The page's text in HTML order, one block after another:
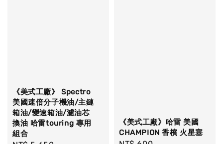
《美式工廠》 Spectro
美國速倍分子機油/主鏈
箱油/變速箱油/濾油芯
換油 哈雷touring 專用
組合
《美式工廠》哈雷 美國
CHAMPION 香檳 火星塞